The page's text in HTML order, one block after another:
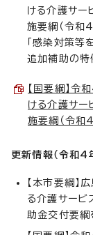
ける介護サー
施要綱（令和
「感染対策
追加補助の特
【国要綱】令
ける介護サー
施要綱（令
更新情報（令和4
【本市要綱】
る介護サービ
助金交付要綱